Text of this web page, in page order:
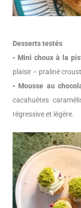
Desserts testés
• Mini choux à la
plaisir – praliné
• Mousse au
cacahuètes
régressive et légère.